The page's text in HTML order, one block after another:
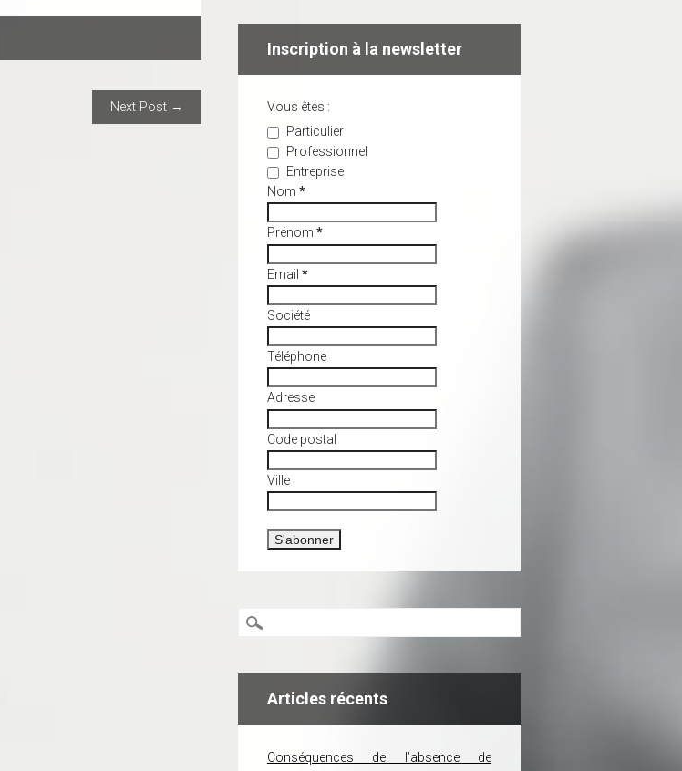
Next Post →
Inscription à la newsletter
Vous êtes :
Particulier
Professionnel
Entreprise
Nom *
Prénom *
Email *
Société
Téléphone
Adresse
Code postal
Ville
Articles récents
Conséquences de l’absence de